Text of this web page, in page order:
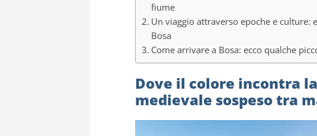
fiume
Un viaggio attraverso epoche e culture:
Bosa
Come arrivare a Bosa: ecco qualche
Dove il colore incontra
medievale sospeso tra